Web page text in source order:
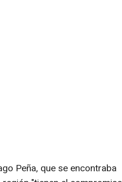
Peña, que se encontraba